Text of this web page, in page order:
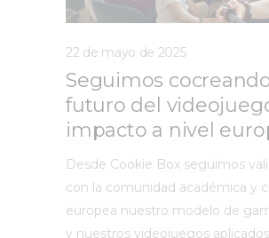
22 de mayo de 2025
Seguimos
futuro del
impacto a nivel
Desde Cookie Box seguimos
con la comunidad académica y
europea nuestro modelo de
y nuestros videojuegos